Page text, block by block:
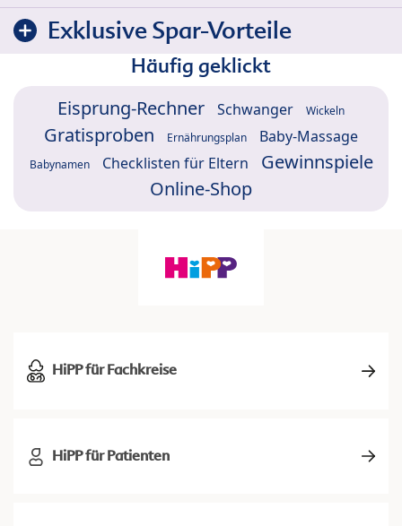
Exklusive Spar-Vorteile
Häufig geklickt
Eisprung-Rechner Schwanger Wickeln
Gratisproben Ernährungsplan Baby-Massage
Babynamen Checklisten für Eltern
Gewinnspiele
Online-Shop
HiPP für Fachkreise
HiPP für Patienten